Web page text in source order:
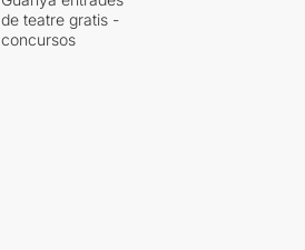
de teatre gratis -
concursos